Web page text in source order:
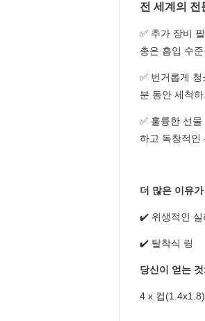
전 세계의 전
✅ 추가 장비
총은 흡입 수
✅ 번거롭게
분 동안 세척
✅ 훌륭한 선
하고 독창적인
더 많은 이유
✔️ 위생적인 ​​실
✔️ 탈착식 링
당신이 얻는
4 x 컵